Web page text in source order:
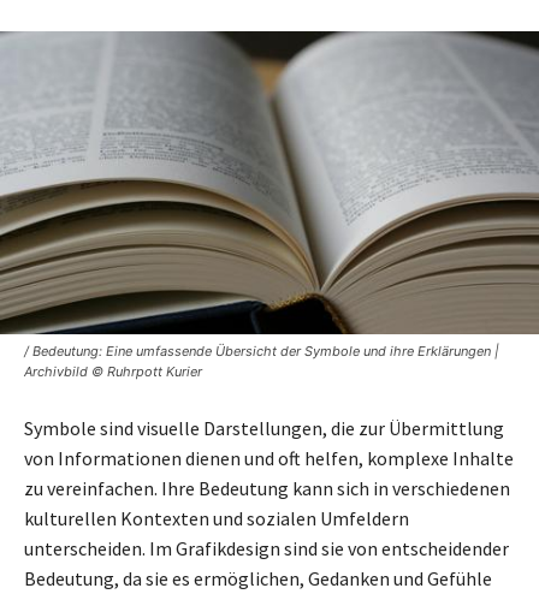
/ Bedeutung: Eine umfassende Übersicht der Symbole und ihre Erklärungen |
Archivbild © Ruhrpott Kurier
Symbole sind visuelle Darstellungen, die zur Übermittlung
von Informationen dienen und oft helfen, komplexe Inhalte
zu vereinfachen. Ihre Bedeutung kann sich in verschiedenen
kulturellen Kontexten und sozialen Umfeldern
unterscheiden. Im Grafikdesign sind sie von entscheidender
Bedeutung, da sie es ermöglichen, Gedanken und Gefühle